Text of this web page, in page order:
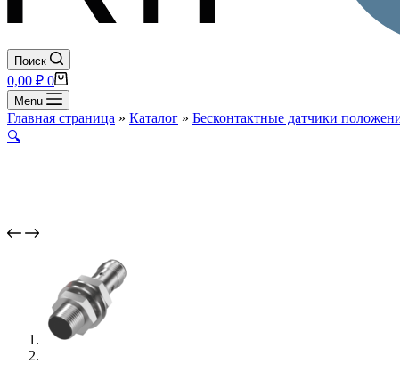
Поиск
Корзина
0,00 ₽ 0
Menu
Главная страница » Каталог » Бесконтактные датчики
🔍